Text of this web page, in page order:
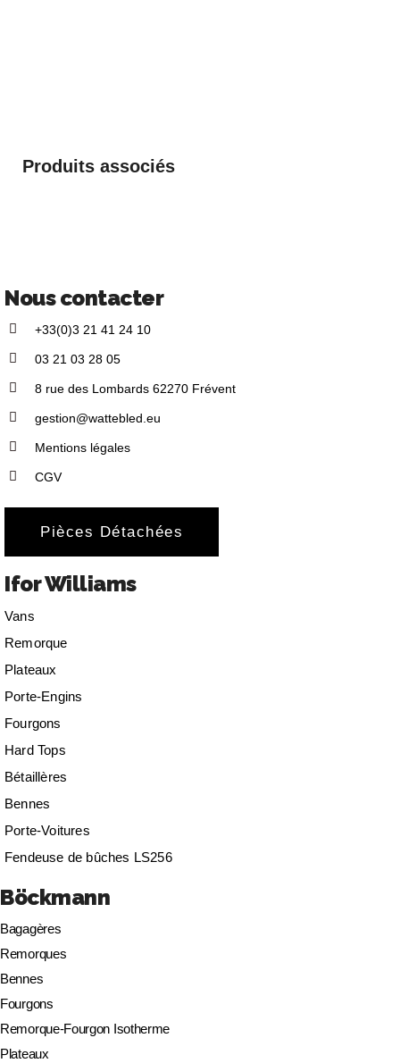
Produits associés
Nous contacter
+33(0)3 21 41 24 10
03 21 03 28 05
8 rue des Lombards 62270 Frévent
gestion@wattebled.eu
Mentions légales
CGV
Pièces Détachées
Ifor Williams
Vans
Remorque
Plateaux
Porte-Engins
Fourgons
Hard Tops
Bétaillères
Bennes
Porte-Voitures
Fendeuse de bûches LS256
Böckmann
Bagagères
Remorques
Bennes
Fourgons
Remorque-Fourgon Isotherme
Plateaux